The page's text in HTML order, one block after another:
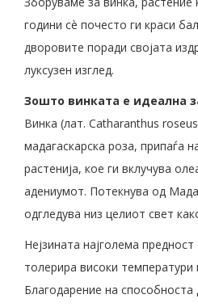
години сè почесто ги краси
дворовите поради својата
луксузен изглед.
Зошто винката е идеална
Винка (лат. Catharanthus
мадагаскарска роза, припаѓа
растенија, кое ги вклучува
адениумот. Потекнува од
одгледува низ целиот свет
Нејзината најголема
толерира високи
Благодарение на